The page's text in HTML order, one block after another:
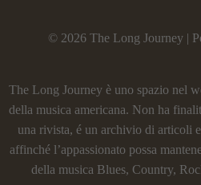
© 2026 The Long Journey |
The Long Journey è uno spazio nel
della musica americana. Non ha
una rivista, é un archivio di articoli
affinché l’appassionato possa
della musica Blues, Country,